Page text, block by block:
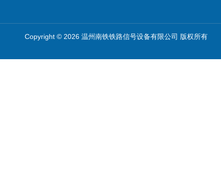
Copyright © 2026 温州南铁铁路信号设备有限公司 版权所有